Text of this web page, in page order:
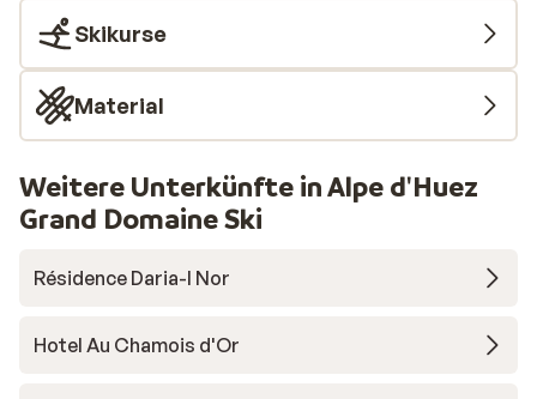
Skikurse
Material
Weitere Unterkünfte in Alpe d'Huez
Grand Domaine Ski
Résidence Daria-I Nor
Hotel Au Chamois d'Or